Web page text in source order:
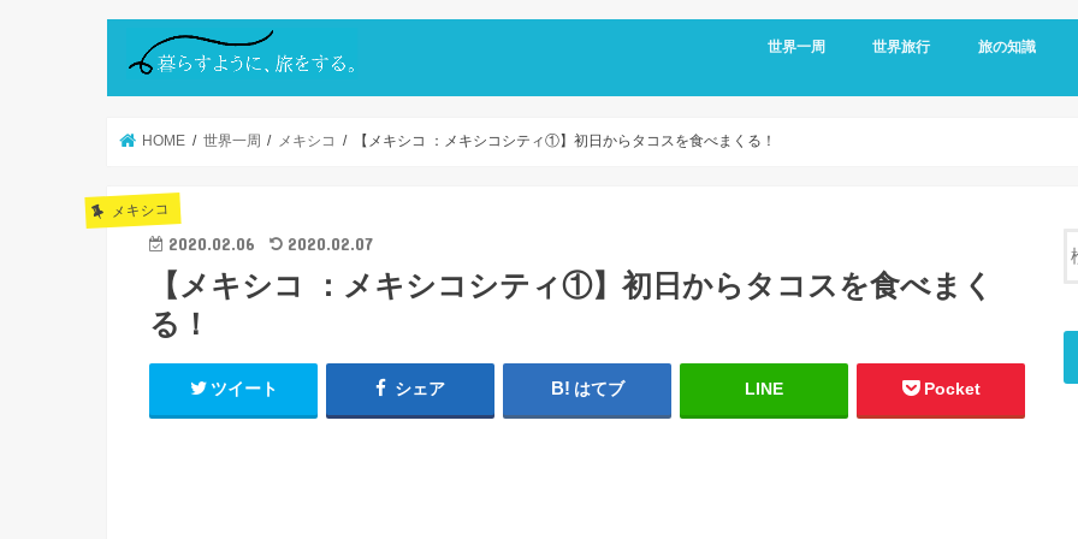
世界一周
アメリカ
メキシコ
キューバ
コロンビア
エクアドル
世界旅行
オーストラリア
台湾
フィリピン
日本
旅の知識
移動情報
国境情報
国別情報
帰国後
HOME 世界一周 メキシコ 【メキシコ ：メキシコシティ①】初日からタコスを食べまくる！
メキシコ
2020.02.06 2020.02.07
【メキシコ ：メキシコシティ①】初日からタコスを食べまく
る！
ツイート シェア はてブ LINE Pocket